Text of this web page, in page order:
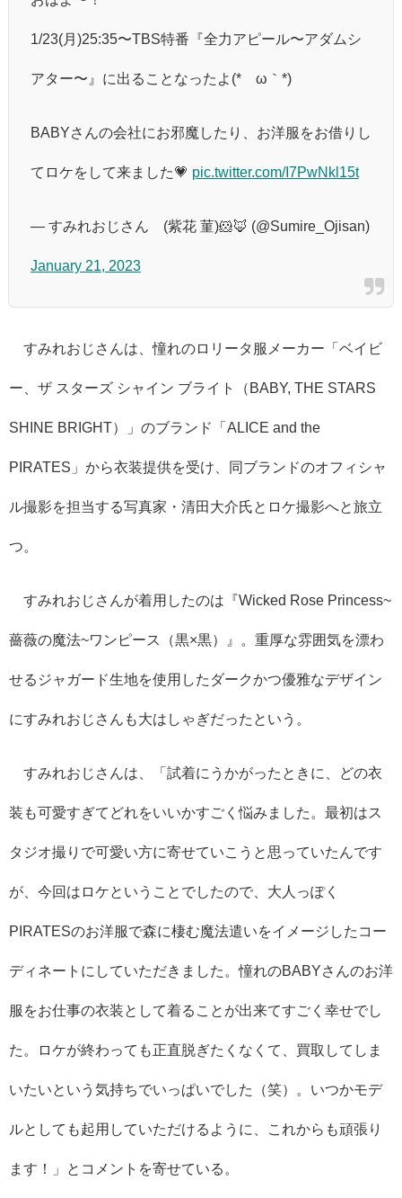
1/23(月)25:35〜TBS特番『全力アピール〜アダムシ
アター〜』に出ることなったよ(*´ω｀*)
BABYさんの会社にお邪魔したり、お洋服をお借りし
てロケをして来ました💗 pic.twitter.com/I7PwNkl15t
— すみれおじさん®︎(紫花 菫)🐹🦊 (@Sumire_Ojisan)
January 21, 2023
すみれおじさんは、憧れのロリータ服メーカー「ベイビ
ー、ザ スターズ シャイン ブライト（BABY, THE STARS
SHINE BRIGHT）」のブランド「ALICE and the
PIRATES」から衣装提供を受け、同ブランドのオフィシャ
ル撮影を担当する写真家・清田大介氏とロケ撮影へと旅立
つ。
すみれおじさんが着用したのは『Wicked Rose Princess~
薔薇の魔法~ワンピース（黒×黒）』。重厚な雰囲気を漂わ
せるジャガード生地を使用したダークかつ優雅なデザイン
にすみれおじさんも大はしゃぎだったという。
すみれおじさんは、「試着にうかがったときに、どの衣
装も可愛すぎてどれをいいかすごく悩みました。最初はス
タジオ撮りで可愛い方に寄せていこうと思っていたんです
が、今回はロケということでしたので、大人っぽく
PIRATESのお洋服で森に棲む魔法遣いをイメージしたコー
ディネートにしていただきました。憧れのBABYさんのお洋
服をお仕事の衣装として着ることが出来てすごく幸せでし
た。ロケが終わっても正直脱ぎたくなくて、買取してしま
いたいという気持ちでいっぱいでした（笑）。いつかモデ
ルとしても起用していただけるように、これからも頑張り
ます！」とコメントを寄せている。